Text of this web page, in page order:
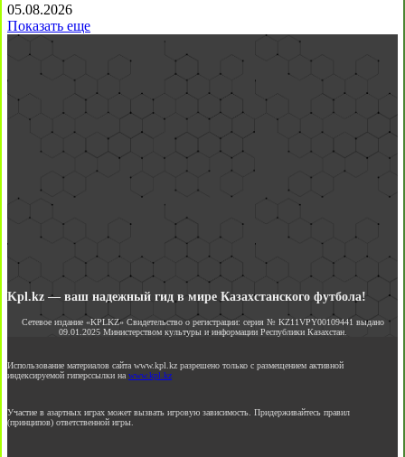
05.08.2026
Показать еще
Kpl.kz — ваш надежный гид в мире Казахстанского футбола!
Сетевое издание «KPLKZ» Свидетельство о регистрации: серия № KZ11VPY00109441 выдано
09.01.2025 Министерством культуры и информации Республики Казахстан.
Использование материалов сайта www.kpl.kz разрешено только с размещением активной
индексируемой гиперссылки на www.kpl.kz
Участие в азартных играх может вызвать игровую зависимость. Придерживайтесь правил
(принципов) ответственной игры.